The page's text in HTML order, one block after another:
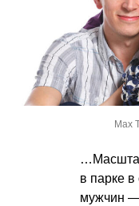
Max
в парке в
мужчин —